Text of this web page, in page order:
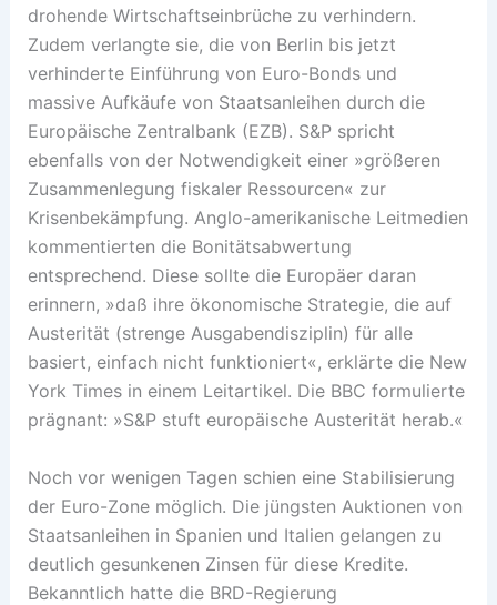
drohende Wirtschaftseinbrüche zu verhindern.
Zudem verlangte sie, die von Berlin bis jetzt
verhinderte Einführung von Euro-Bonds und
massive Aufkäufe von Staatsanleihen durch die
Europäische Zentralbank (EZB). S&P spricht
ebenfalls von der Notwendigkeit einer »größeren
Zusammenlegung fiskaler Ressourcen« zur
Krisenbekämpfung. Anglo-amerikanische Leitmedien
kommentierten die Bonitätsabwertung
entsprechend. Diese sollte die Europäer daran
erinnern, »daß ihre ökonomische Strategie, die auf
Austerität (strenge Ausgabendisziplin) für alle
basiert, einfach nicht funktioniert«, erklärte die New
York Times in einem Leitartikel. Die BBC formulierte
prägnant: »S&P stuft europäische Austerität herab.«
Noch vor wenigen Tagen schien eine Stabilisierung
der Euro-Zone möglich. Die jüngsten Auktionen von
Staatsanleihen in Spanien und Italien gelangen zu
deutlich gesunkenen Zinsen für diese Kredite.
Bekanntlich hatte die BRD-Regierung